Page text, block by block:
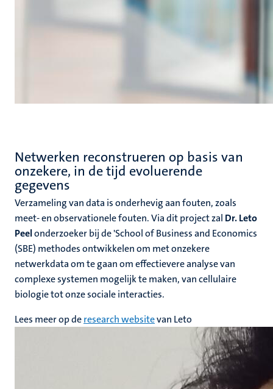
Netwerken reconstrueren op basis van
onzekere, in de tijd evoluerende
gegevens
Verzameling van data is onderhevig aan fouten, zoals
meet- en observationele fouten. Via dit project zal Dr. Leto
Peelonderzoeker bij de 'School of Business and Economics
(SBE) methodes ontwikkelen om met onzekere
netwerkdata om te gaan om effectievere analyse van
complexe systemen mogelijk te maken, van cellulaire
biologie tot onze sociale interacties.
Lees meer op deresearch websitevan Leto